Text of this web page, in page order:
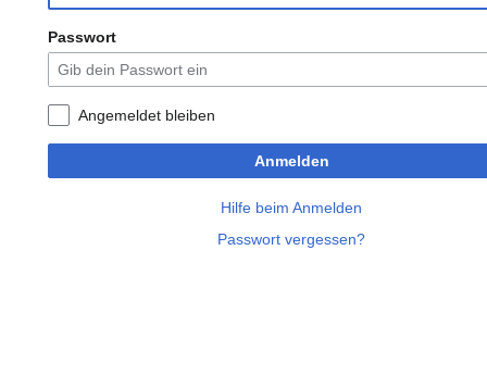
Passwort
Angemeldet bleiben
Anmelden
Hilfe beim Anmelden
Passwort vergessen?